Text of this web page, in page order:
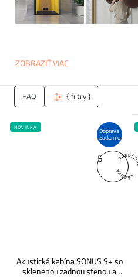
ZOBRAZIŤ VIAC
FAQ { filtry }
Doprava
zadarmo
5
NOVINKA
Akustická kabína SONUS S+ so
sklenenou zadnou stenou a